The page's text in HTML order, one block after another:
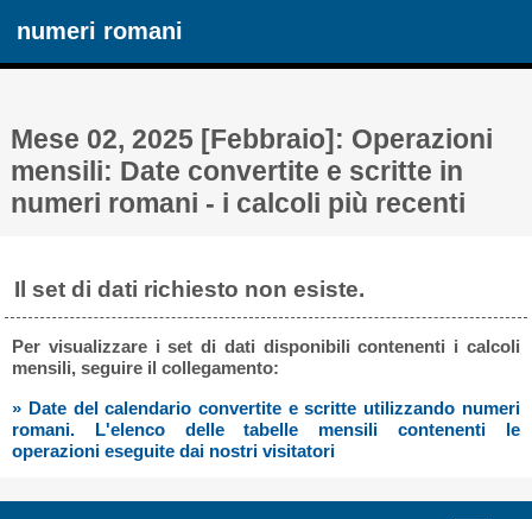
numeri romani
Mese 02, 2025 [Febbraio]: Operazioni
mensili: Date convertite e scritte in
numeri romani - i calcoli più recenti
Il set di dati richiesto non esiste.
Per visualizzare i set di dati disponibili contenenti i calcoli
mensili, seguire il collegamento:
» Date del calendario convertite e scritte utilizzando numeri
romani. L'elenco delle tabelle mensili contenenti le
operazioni eseguite dai nostri visitatori